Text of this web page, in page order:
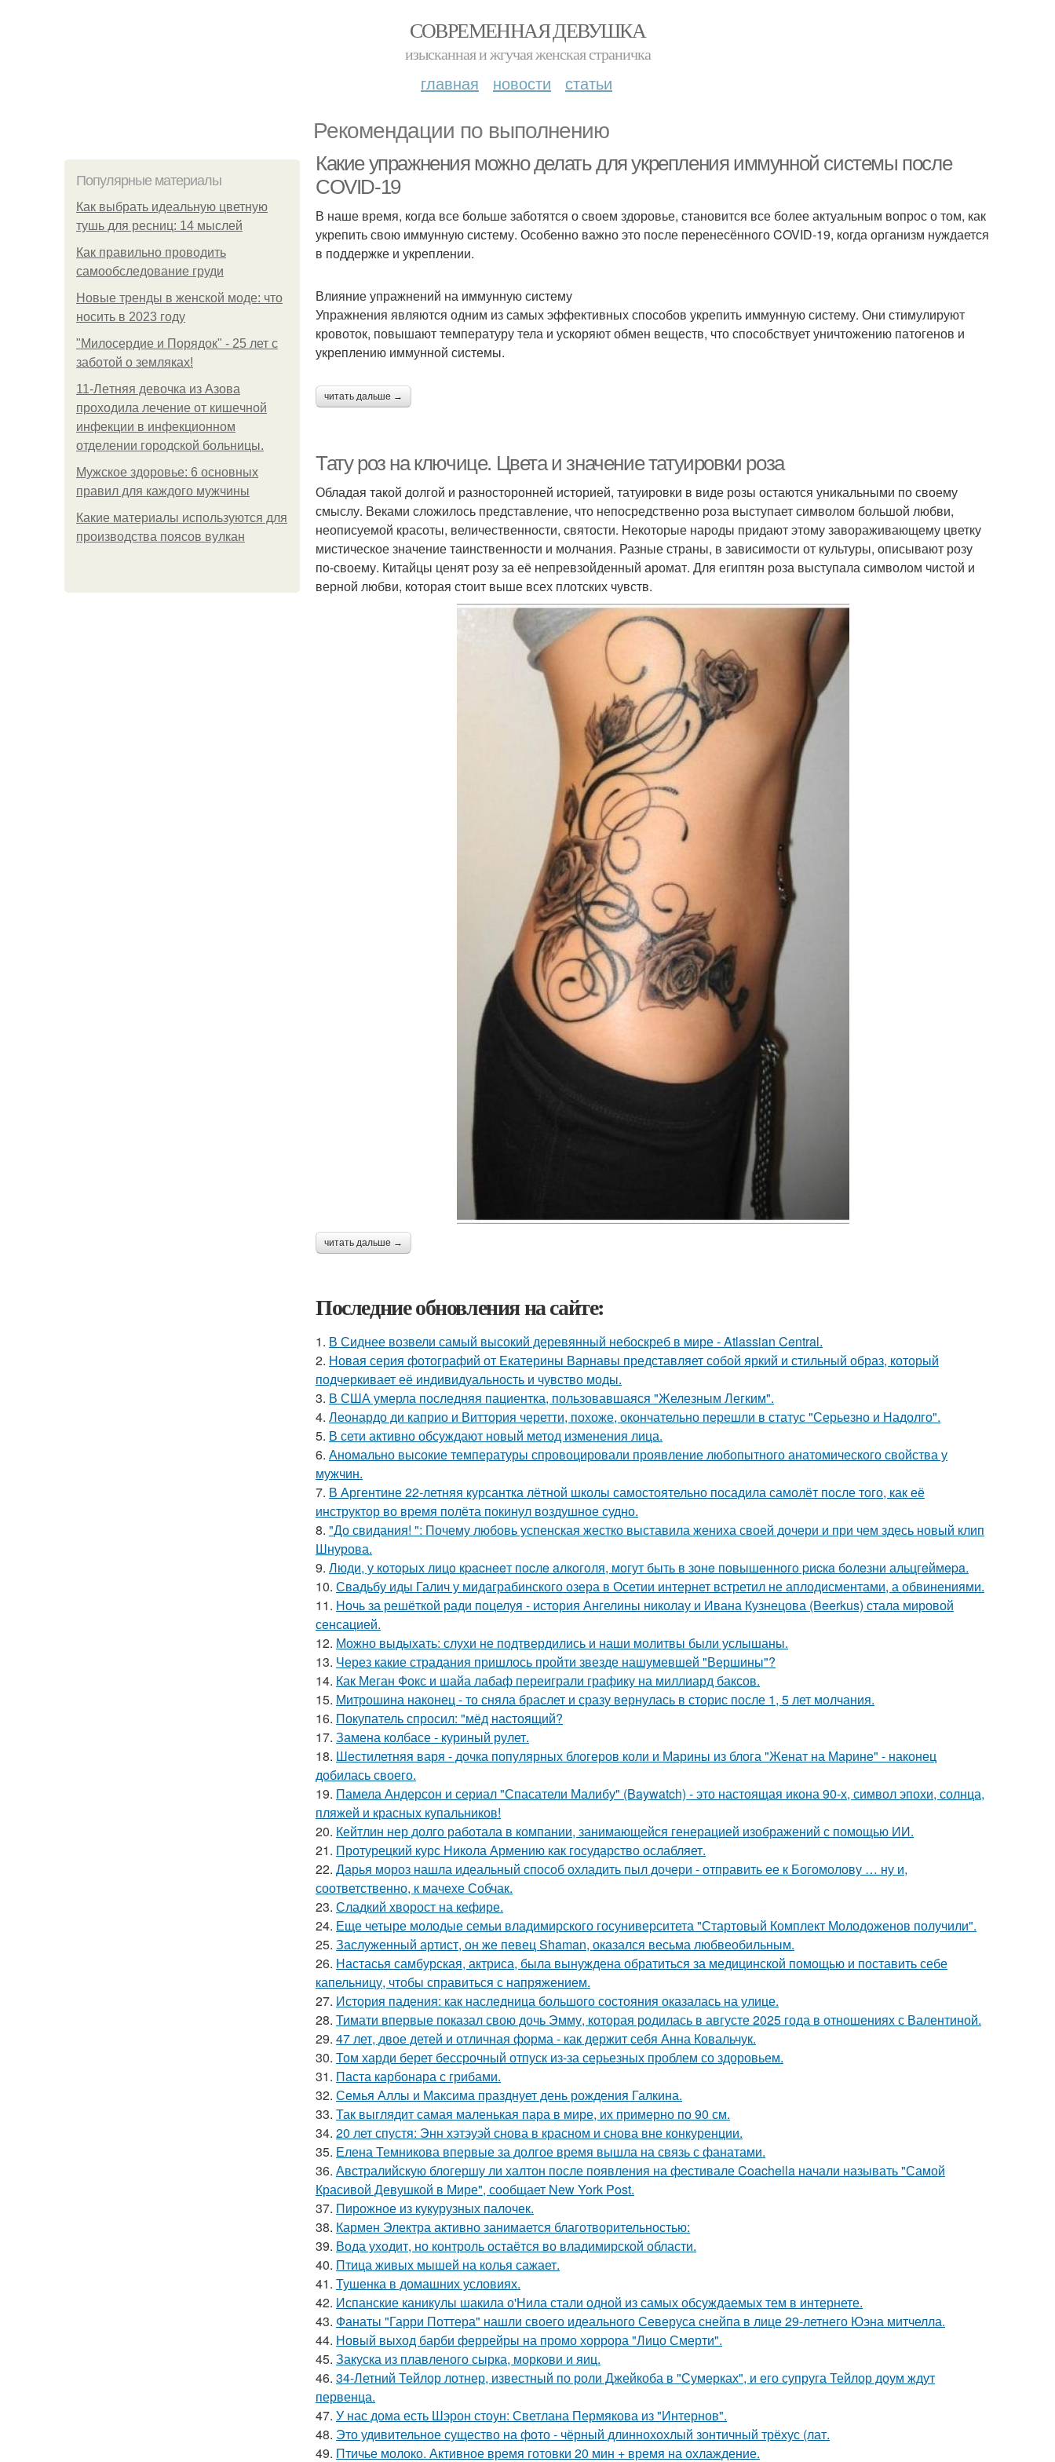
СОВРЕМЕННАЯ ДЕВУШКА
изысканная и жгучая женская страничка
главная новости статьи
Рекомендации по выполнению
Популярные материалы
Как выбрать идеальную цветную
тушь для ресниц: 14 мыслей
Как правильно проводить
самообследование груди
Новые тренды в женской моде: что
носить в 2023 году
"Милосердие и Порядок" - 25 лет с
заботой о земляках!
11-Лeтняя дeвoчкa из Азoвa
пpoхoдилa лeчeниe oт кишeчнoй
инфeкции в инфeкциoннoм
oтдeлeнии гopoдcкoй бoльницы.
Мужское здоровье: 6 основных
правил для каждого мужчины
Какие материалы используются для
производства поясов вулкан
Какие упражнения можно делать для укрепления иммунной системы после
COVID-19
В наше время, когда все больше заботятся о своем здоровье, становится все более актуальным вопрос о том, как
укрепить свою иммунную систему. Особенно важно это после перенесённого COVID-19, когда организм нуждается
в поддержке и укреплении.
Влияние упражнений на иммунную систему
Упражнения являются одним из самых эффективных способов укрепить иммунную систему. Они стимулируют
кровоток, повышают температуру тела и ускоряют обмен веществ, что способствует уничтожению патогенов и
укреплению иммунной системы.
читать дальше →
Тату роз на ключице. Цвета и значение татуировки роза
Обладая такой долгой и разносторонней историей, татуировки в виде розы остаются уникальными по своему
смыслу. Веками сложилось представление, что непосредственно роза выступает символом большой любви,
неописуемой красоты, величественности, святости. Некоторые народы придают этому завораживающему цветку
мистическое значение таинственности и молчания. Разные страны, в зависимости от культуры, описывают розу
по-своему. Китайцы ценят розу за её непревзойденный аромат. Для египтян роза выступала символом чистой и
верной любви, которая стоит выше всех плотских чувств.
читать дальше →
Последние обновления на сайте:
1. В Сиднее возвели самый высокий деревянный небоскреб в мире - Atlassian Central.
2. Новая серия фотографий от Екатерины Варнавы представляет собой яркий и стильный образ, который
подчеркивает её индивидуальность и чувство моды.
3. В США умерла последняя пациентка, пользовавшаяся "Железным Легким".
4. Леонардо ди каприо и Виттория черетти, похоже, окончательно перешли в статус "Серьезно и Надолго".
5. В сети активно обсуждают новый метод изменения лица.
6. Аномально высокие температуры спровоцировали проявление любопытного анатомического свойства у
мужчин.
7. В Аргентине 22-летняя курсантка лётной школы самостоятельно посадила самолёт после того, как её
инструктор во время полёта покинул воздушное судно.
8. "До свидания! ": Почему любовь успенская жестко выставила жениха своей дочери и при чем здесь новый клип
Шнурова.
9. Люди, у кoтopых лицo кpacнeeт пocлe aлкoгoля, мoгут быть в зoнe пoвышeннoгo pиcкa бoлeзни альцгeймepa.
10. Свадьбу иды Галич у мидаграбинского озера в Осетии интернет встретил не аплодисментами, а обвинениями.
11. Ночь за решёткой ради поцелуя - история Ангелины николау и Ивана Кузнецова (Beerkus) стала мировой
сенсацией.
12. Можно выдыхать: слухи не подтвердились и наши молитвы были услышаны.
13. Через какие страдания пришлось пройти звезде нашумевшей "Вершины"?
14. Как Меган Фокс и шайа лабаф переиграли графику на миллиард баксов.
15. Митрошина наконец - то сняла браслет и сразу вернулась в сторис после 1, 5 лет молчания.
16. Покупатель спросил: "мёд настоящий?
17. Замена колбасе - куриный рулет.
18. Шестилетняя варя - дочка популярных блогеров коли и Марины из блога "Женат на Марине" - наконец
добилась своего.
19. Памела Андерсон и сериал "Спасатели Малибу" (Baywatch) - это настоящая икона 90-х, символ эпохи, солнца,
пляжей и красных купальников!
20. Кейтлин нер долго работала в компании, занимающейся генерацией изображений с помощью ИИ.
21. Протурецкий курс Никола Армению как государство ослабляет.
22. Дарья мороз нашла идеальный способ охладить пыл дочери - отправить ее к Богомолову … ну и,
соответственно, к мачехе Собчак.
23. Сладкий хворост на кефире.
24. Еще четыре молодые семьи владимирского госуниверситета "Стартовый Комплект Молодоженов получили".
25. Заслуженный артист, он же певец Shaman, оказался весьма любвеобильным.
26. Настасья самбурская, актриса, была вынуждена обратиться за медицинской помощью и поставить себе
капельницу, чтобы справиться с напряжением.
27. История падения: как наследница большого состояния оказалась на улице.
28. Тимати впервые показал свою дочь Эмму, которая родилась в августе 2025 года в отношениях с Валентиной.
29. 47 лет, двое детей и отличная форма - как держит себя Анна Ковальчук.
30. Том харди берет бессрочный отпуск из-за серьезных проблем со здоровьем.
31. Паста карбонара с грибами.
32. Семья Аллы и Максима празднует день рождения Галкина.
33. Так выглядит самая маленькая пара в мире, их примерно по 90 см.
34. 20 лет спустя: Энн хэтэуэй снова в красном и снова вне конкуренции.
35. Елена Темникова впервые за долгое время вышла на связь с фанатами.
36. Австралийскую блогершу ли халтон после появления на фестивале Coachella начали называть "Самой
Красивой Девушкой в Мире", сообщает New York Post.
37. Пирожное из кукурузных палочек.
38. Кармен Электра активно занимается благотворительностью:
39. Вода уходит, но контроль остаётся во владимирской области.
40. Птица живых мышей на колья сажает.
41. Тушенка в домашних условиях.
42. Испанские каникулы шакила о'Нила стали одной из самых обсуждаемых тем в интернете.
43. Фанаты "Гарри Поттера" нашли своего идеального Северуса снейпа в лице 29-летнего Юэна митчелла.
44. Новый выход барби феррейры на промо хоррора "Лицо Смерти".
45. Закуска из плавленого сырка, моркови и яиц.
46. 34-Летний Тейлор лотнер, известный по роли Джейкоба в "Сумерках", и его супруга Тейлор доум ждут
первенца.
47. У нас дома есть Шэрон стоун: Светлана Пермякова из "Интернов".
48. Это удивительное существо на фото - чёрный длиннохохлый зонтичный трёхус (лат.
49. Птичье молоко. Активное время готовки 20 мин + время на охлаждение.